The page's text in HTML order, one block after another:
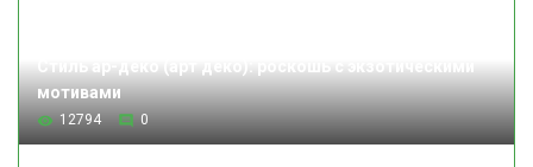
мотивами
12794 0